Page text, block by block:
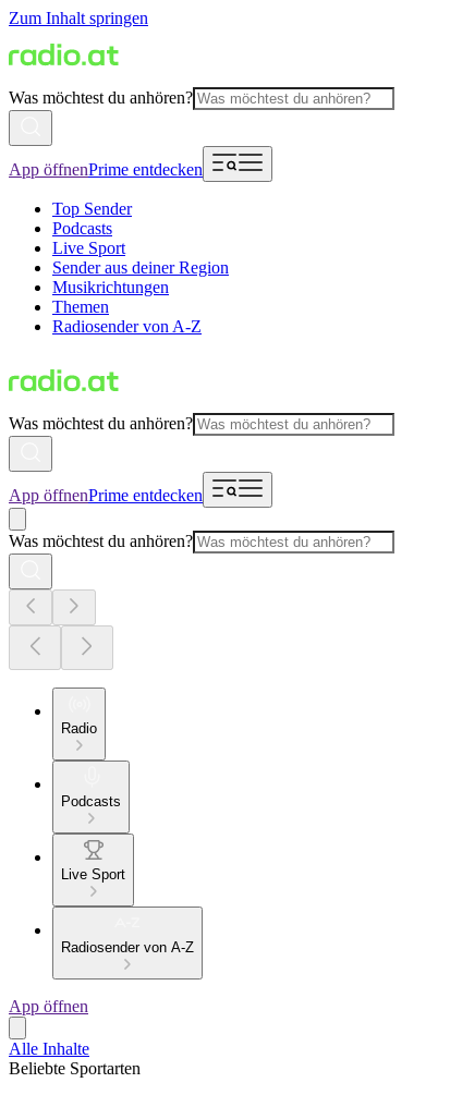
Zum Inhalt springen
Was möchtest du anhören?
App öffnenPrime entdecken
Top Sender
Podcasts
Live Sport
Sender aus deiner Region
Musikrichtungen
Themen
Radiosender von A-Z
Was möchtest du anhören?
App öffnenPrime entdecken
Was möchtest du anhören?
Radio
Podcasts
Live Sport
Radiosender von A-Z
App öffnen
Alle Inhalte
Beliebte Sportarten